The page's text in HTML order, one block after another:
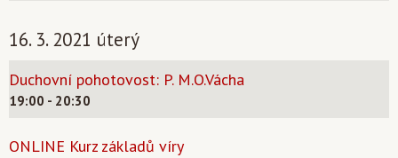
16. 3. 2021 úterý
Duchovní pohotovost: P. M.O.Vácha
19:00 - 20:30
ONLINE Kurz základů víry